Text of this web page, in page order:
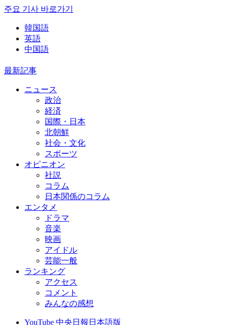
주요 기사 바로가기
韓国語
英語
中国語
最新記事
ニュース
政治
経済
国際・日本
北朝鮮
社会・文化
スポーツ
オピニオン
社説
コラム
日本関係のコラム
エンタメ
ドラマ
音楽
映画
アイドル
芸能一般
ランキング
アクセス
コメント
みんなの感想
YouTube 中央日報日本語版